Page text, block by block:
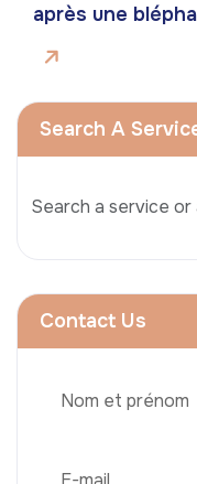
après une
Search A
Contact Us